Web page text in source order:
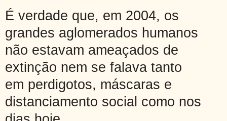
É verdade que, em 2004, os
grandes aglomerados humanos
não estavam ameaçados de
extinção nem se falava tanto
em perdigotos, máscaras e
distanciamento social como nos